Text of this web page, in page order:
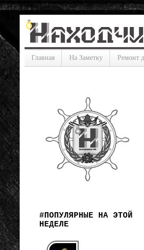
Главная На Заметку Ремонт
#ПОПУЛЯРНЫЕ НА ЭТОЙ
НЕДЕЛЕ